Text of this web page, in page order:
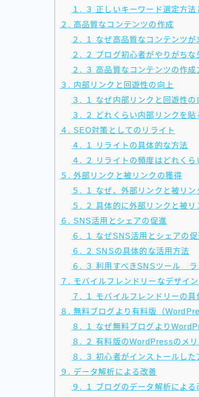
１. ３ 正しいキーワード選定方法
２. 高品質なコンテンツの作成
２. １ なぜ高品質なコンテンツが
２. ２ ブログ初心者がやりがちな
２. ３ 高品質なコンテンツの作成
３. 内部リンクと回遊性の向上
３. １ なぜ内部リンクと回遊性の
３. ２ どれくらい内部リンクを貼
４. SEO対策としてのリライト
４. １ リライトの具体的な方法
４. ２ リライトの頻度はどれくら
５. 外部リンクと被リンクの獲得
５. １ なぜ、外部リンクと被リン
５. ２ 具体的に外部リンクと被
６. SNS活用とシェアの促進
６. １ なぜSNS活用とシェアの
６. ２ SNSの具体的な活用方法
６. ３ 利用すべきSNSツール ラ
７. モバイルフレンドリーなデザイン
７. １ モバイルフレンドリーの具
８. 無料ブログより有料版（
８. １ なぜ無料ブログより
８. ２ 有料版のWordPressのメリ
８. ３ 初心者がインストールし
９. データ解析による改善
９. １ ブログのデータ解析による